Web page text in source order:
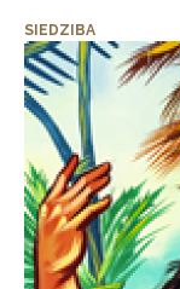
SIEDZIBA